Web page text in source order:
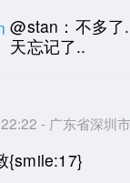
@stan：不多
天忘记了..
- 广东省深圳
{smile:17}